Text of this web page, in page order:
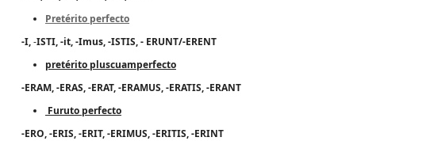
Pretérito perfecto
-I,-ISTI, -it, -Imus,-ISTIS,- ERUNT/-ERENT
pretérito pluscuamperfecto
-ERAM,-ERAS,-ERAT,-ERAMUS,-ERATIS,-ERANT
Furuto perfecto
-ERO,-ERIS, -ERIT,-ERIMUS,-ERITIS,-ERINT